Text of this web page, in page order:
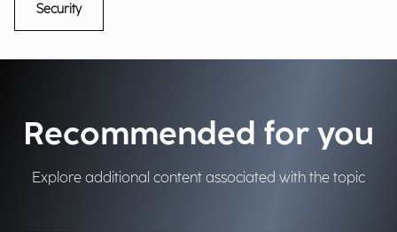
Security
Recommended for you
Explore additional content associated with the topic